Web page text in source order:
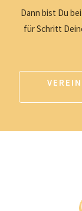
Dann bist Du
für Schritt